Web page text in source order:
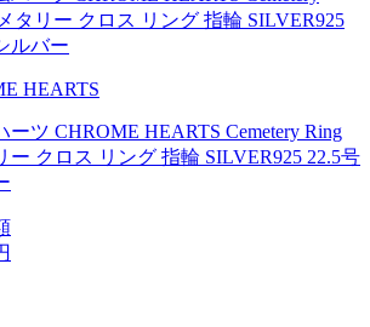
HEARTS
ーツ CHROME HEARTS Cemetery Ring
ー クロス リング 指輪 SILVER925 22.5号